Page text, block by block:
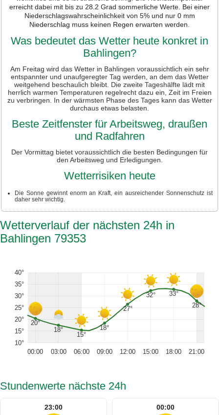
erreicht dabei mit bis zu 28.2 Grad sommerliche Werte. Bei einer
Niederschlagswahrscheinlichkeit von 5% und nur 0 mm
Niederschlag muss keinen Regen erwarten werden.
Was bedeutet das Wetter heute konkret in
Bahlingen?
Am Freitag wird das Wetter in Bahlingen voraussichtlich ein sehr
entspannter und unaufgeregter Tag werden, an dem das Wetter
weitgehend beschaulich bleibt. Die zweite Tageshälfte lädt mit
herrlich warmen Temperaturen regelrecht dazu ein, Zeit im Freien
zu verbringen. In der wärmsten Phase des Tages kann das Wetter
durchaus etwas belasten.
Beste Zeitfenster für Arbeitsweg, draußen
und Radfahren
Der Vormittag bietet voraussichtlich die besten Bedingungen für
den Arbeitsweg und Erledigungen.
Wetterrisiken heute
Die Sonne gewinnt enorm an Kraft, ein ausreichender Sonnenschutz ist
daher sehr wichtig.
Wetterverlauf der nächsten 24h in
Bahlingen 79353
10°
15°
20°
25°
30°
35°
40°
20°
18°
15°
18°
27°
32°
33°
28°
00:00 03:00 06:00 09:00 12:00 15:00 18:00 21:00
Stundenwerte nächste 24h
23:00 00:00